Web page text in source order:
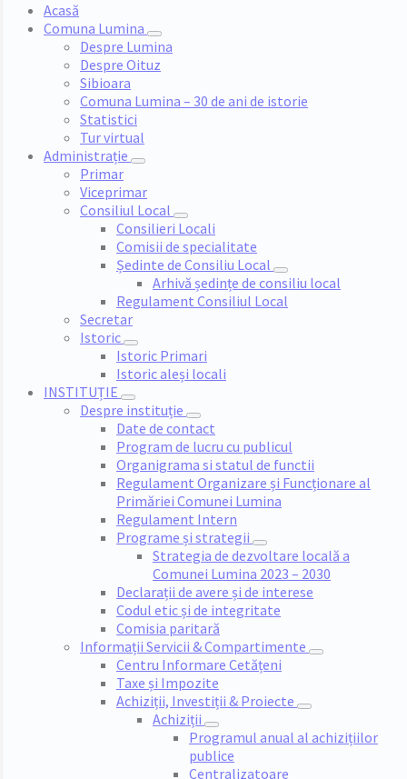
Acasă
Comuna Lumina
Despre Lumina
Despre Oituz
Sibioara
Comuna Lumina – 30 de ani de istorie
Statistici
Tur virtual
Administrație
Primar
Viceprimar
Consiliul Local
Consilieri Locali
Comisii de specialitate
Ședinte de Consiliu Local
Arhivă ședințe de consiliu local
Regulament Consiliul Local
Secretar
Istoric
Istoric Primari
Istoric aleși locali
INSTITUȚIE
Despre instituție
Date de contact
Program de lucru cu publicul
Organigrama si statul de functii
Regulament Organizare și Funcționare al
Primăriei Comunei Lumina
Regulament Intern
Programe și strategii
Strategia de dezvoltare locală a
Comunei Lumina 2023 – 2030
Declarații de avere și de interese
Codul etic și de integritate
Comisia paritară
Informații Servicii & Compartimente
Centru Informare Cetățeni
Taxe și Impozite
Achiziții, Investiții & Proiecte
Achiziții
Programul anual al achizițiilor
publice
Centralizatoare